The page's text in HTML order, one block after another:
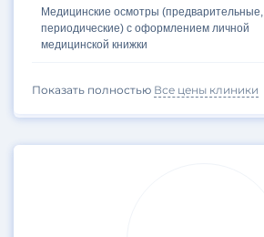
Медицинские осмотры (предварительные,
периодические) с оформлением личной
медицинской книжки
Показать полностью Все цены клиники